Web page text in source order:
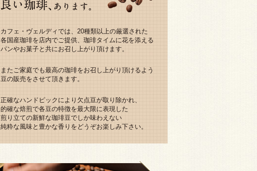
カフェ・ヴェルディでは、20種類以上の厳選された
各国産珈琲を店内でご提供、珈琲タイムに花を添える
パンやお菓子と共にお召し上がり頂けます。
またご家庭でも最高の珈琲をお召し上がり頂けるよう
豆の販売をさせて頂きます。
正確なハンドピックにより欠点豆が取り除かれ、
的確な焙煎で各豆の特徴を最大限に表現した
煎り立ての新鮮な珈琲豆でしか味わえない
純粋な風味と豊かな香りをどうぞお楽しみ下さい。